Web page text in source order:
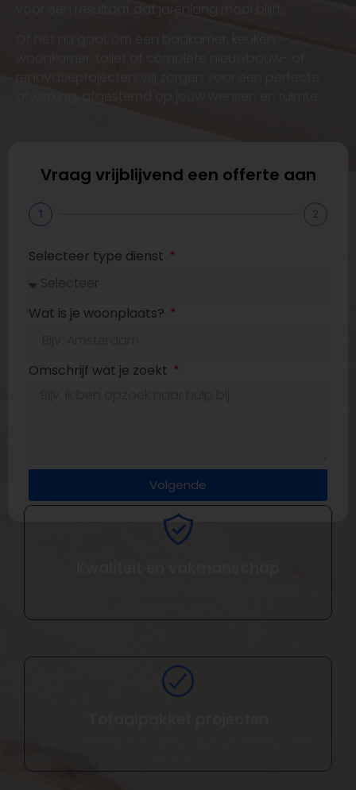
voor een resultaat dat jarenlang mooi blijft.
Vraag vrijblijvend een offerte aan
1 2
Selecteer type dienst
Wat is je woonplaats?
Omschrijf wat je zoekt
Volgende